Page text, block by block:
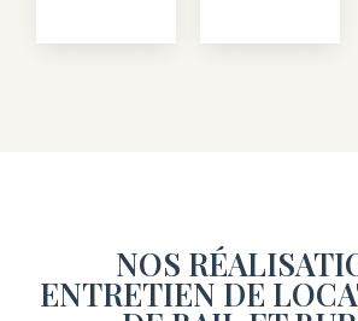
NOS
ENTRETIEN DE